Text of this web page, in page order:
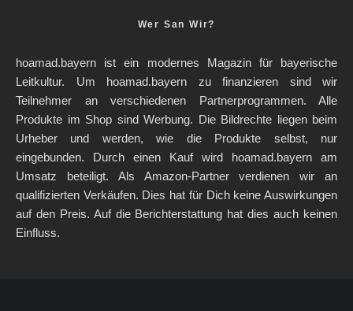
Wer San Wir?
hoamad.bayern ist ein modernes Magazin für bayerische
Leitkultur. Um hoamad.bayern zu finanzieren sind wir
Teilnehmer an verschiedenen Partnerprogrammen. Alle
Produkte im Shop sind Werbung. Die Bildrechte liegen beim
Urheber und werden, wie die Produkte selbst, nur
eingebunden. Durch einen Kauf wird hoamad.bayern am
Umsatz beteiligt. Als Amazon-Partner verdienen wir an
qualifizierten Verkäufen. Dies hat für Dich keine Auswirkungen
auf den Preis. Auf die Berichterstattung hat dies auch keinen
Einfluss.